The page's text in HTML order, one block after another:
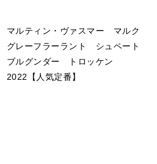
マルティン・ヴァスマー マルク
グレーフラーラント シュペート
ブルグンダー トロッケン
2022【人気定番】